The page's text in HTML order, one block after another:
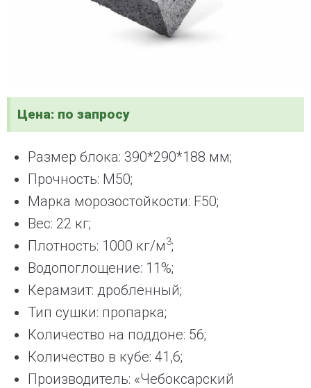
Цена: по запросу
Размер блока: 390*290*188 мм;
Прочность: М50;
Марка морозостойкости: F50;
Вес: 22 кг;
Плотность: 1000 кг/м3;
Водопоглощение: 11%;
Керамзит: дроблённый;
Тип сушки: пропарка;
Количество на поддоне: 56;
Количество в кубе: 41,6;
Производитель: «Чебоксарский